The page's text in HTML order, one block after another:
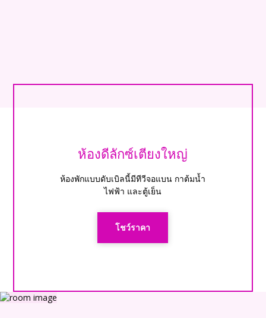
ห้องดีลักซ์เตียงใหญ่
ห้องพักแบบดับเบิลนี้มีทีวีจอแบน กาต้มน้ำ
ไฟฟ้า และตู้เย็น
โชว์ราคา